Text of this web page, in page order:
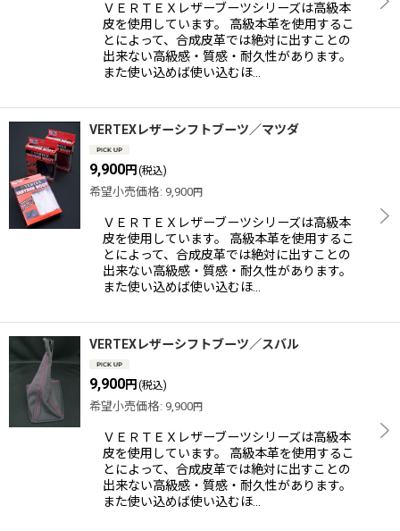
ＶＥＲＴＥＸレザーブーツシリーズは高級本
皮を使用しています。 高級本革を使用するこ
とによって、合成皮革では絶対に出すことの
出来ない高級感・質感・耐久性があります。
また使い込めば使い込むほ…
VERTEXレザーシフトブーツ／マツダ
9,900円 (税込)
希望小売価格: 9,900円
ＶＥＲＴＥＸレザーブーツシリーズは高級本
皮を使用しています。 高級本革を使用するこ
とによって、合成皮革では絶対に出すことの
出来ない高級感・質感・耐久性があります。
また使い込めば使い込むほ…
VERTEXレザーシフトブーツ／スバル
9,900円 (税込)
希望小売価格: 9,900円
ＶＥＲＴＥＸレザーブーツシリーズは高級本
皮を使用しています。 高級本革を使用するこ
とによって、合成皮革では絶対に出すことの
出来ない高級感・質感・耐久性があります。
また使い込めば使い込むほ…